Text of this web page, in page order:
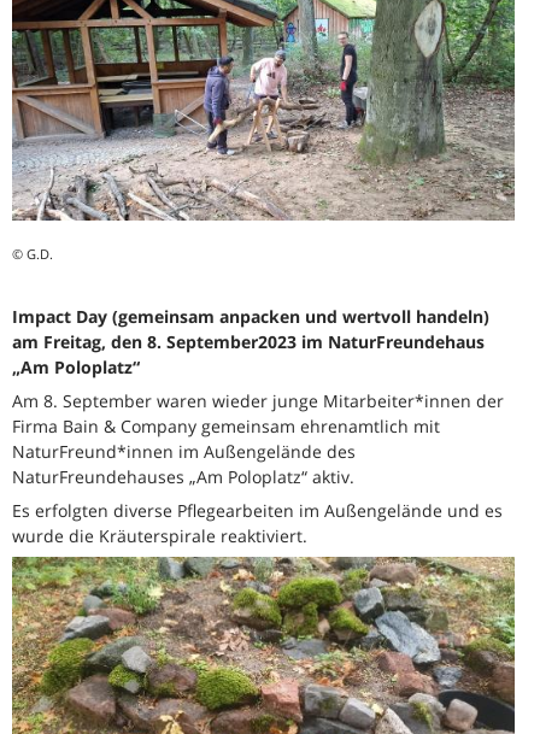
© G.D.
Impact Day (gemeinsam anpacken und wertvoll handeln)
am Freitag, den 8. September2023 im NaturFreundehaus
„Am Poloplatz“
Am 8. September waren wieder junge Mitarbeiter*innen der
Firma Bain & Company gemeinsam ehrenamtlich mit
NaturFreund*innen im Außengelände des
NaturFreundehauses „Am Poloplatz“ aktiv.
Es erfolgten diverse Pflegearbeiten im Außengelände und es
wurde die Kräuterspirale reaktiviert.